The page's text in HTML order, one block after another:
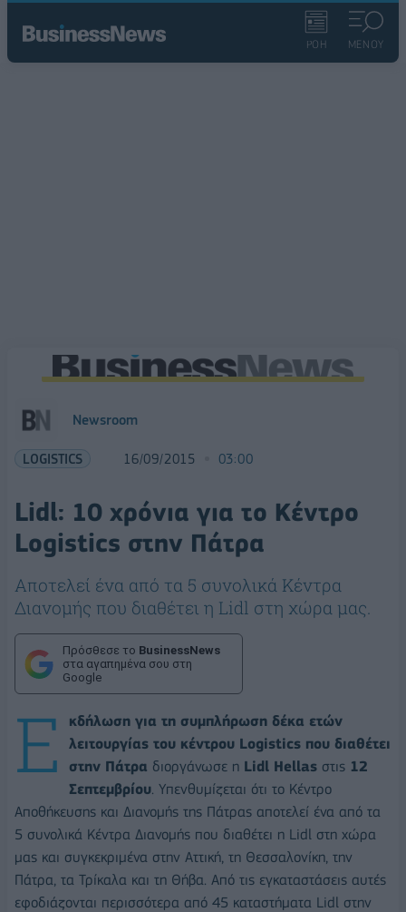
ΡΟΗ ΜΕΝΟΥ
Newsroom
LOGISTICS 16/09/2015 03:00
Lidl: 10 χρόνια για το Κέντρο
Logistics στην Πάτρα
Αποτελεί ένα από τα 5 συνολικά Κέντρα
Διανομής που διαθέτει η Lidl στη χώρα μας.
Πρόσθεσε το BusinessNews
στα αγαπημένα σου στη
Google
Ε
κδήλωση για τη συμπλήρωση δέκα ετών
λειτουργίας του κέντρου Logistics που διαθέτει
στην Πάτρα διοργάνωσε η Lidl Hellas στις 12
Σεπτεμβρίου. Υπενθυμίζεται ότι το Κέντρο
Αποθήκευσης και Διανομής της Πάτρας αποτελεί ένα από τα
5 συνολικά Κέντρα Διανομής που διαθέτει η Lidl στη χώρα
μας και συγκεκριμένα στην Αττική, τη Θεσσαλονίκη, την
Πάτρα, τα Τρίκαλα και τη Θήβα. Από τις εγκαταστάσεις αυτές
εφοδιάζονται περισσότερα από 45 καταστήματα Lidl στην